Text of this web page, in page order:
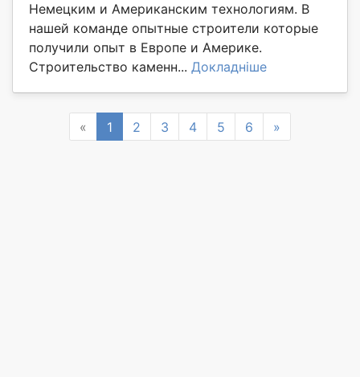
Немецким и Американским технологиям. В
нашей команде опытные строители которые
получили опыт в Европе и Америке.
Строительство каменн... Докладніше
« Previous
1 2 3 4 5 6 »